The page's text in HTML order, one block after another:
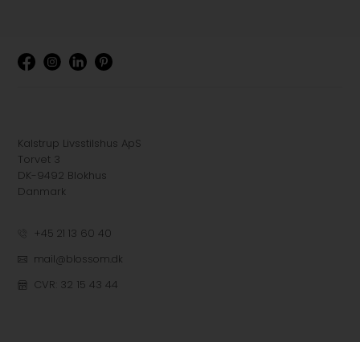
Kalstrup Livsstilshus ApS
Torvet 3
DK-9492 Blokhus
Danmark
+45 21 13 60 40
mail@blossom.dk
CVR: 32 15 43 44